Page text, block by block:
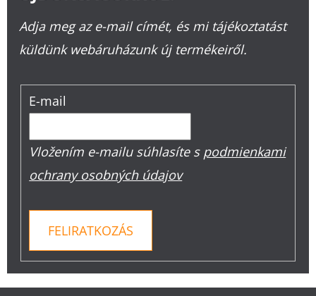
Adja meg az e-mail címét, és mi tájékoztatást
küldünk webáruházunk új termékeiről.
E-mail
Vložením e-mailu súhlasíte s podmienkami
ochrany osobných údajov
FELIRATKOZÁS